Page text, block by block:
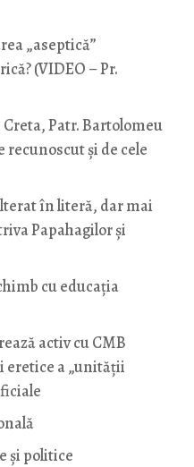
„aseptică”
(VIDEO – Pr.
Patr. Bartolomeu
recunoscut și de cele
în literă, dar mai
Papahagilor și
cu educaţia
activ cu CMB
eretice a „unității
și politice